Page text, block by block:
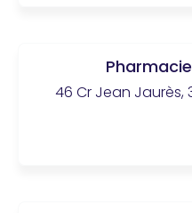
46 Cr Jean Jaurès,